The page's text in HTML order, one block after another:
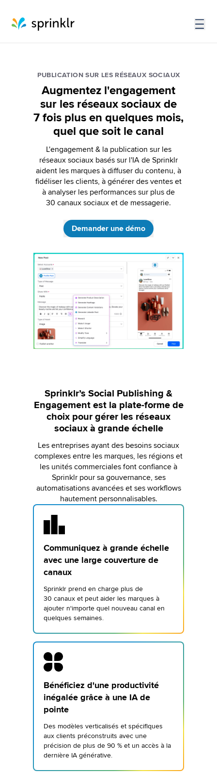
PUBLICATION SUR LES RÉSEAUX SOCIAUX
Augmentez l'engagement
sur les réseaux sociaux de
7 fois plus en quelques mois,
quel que soit le canal
L'engagement & la publication sur les
réseaux sociaux basés sur l'IA de Sprinklr
aident les marques à diffuser du contenu, à
fidéliser les clients, à générer des ventes et
à analyser les performances sur plus de
30 canaux sociaux et de messagerie.
Demander une démo
Sprinklr’s Social Publishing &
Engagement est la plate-forme de
choix pour gérer les réseaux
sociaux à grande échelle
Les entreprises ayant des besoins sociaux
complexes entre les marques, les régions et
les unités commerciales font confiance à
Sprinklr pour sa gouvernance, ses
automatisations avancées et ses workflows
hautement personnalisables.
Communiquez à grande échelle
avec une large couverture de
canaux
Sprinklr prend en charge plus de
30 canaux et peut aider les marques à
ajouter n'importe quel nouveau canal en
quelques semaines.
Bénéficiez d'une productivité
inégalée grâce à une IA de
pointe
Des modèles verticalisés et spécifiques
aux clients préconstruits avec une
précision de plus de 90 % et un accès à la
dernière IA générative.